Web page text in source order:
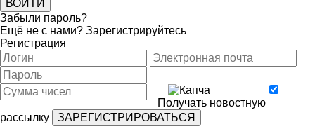
Забыли пароль?
Ещё не с нами? Зарегистрируйтесь
Регистрация
Получать новостную
рассылку